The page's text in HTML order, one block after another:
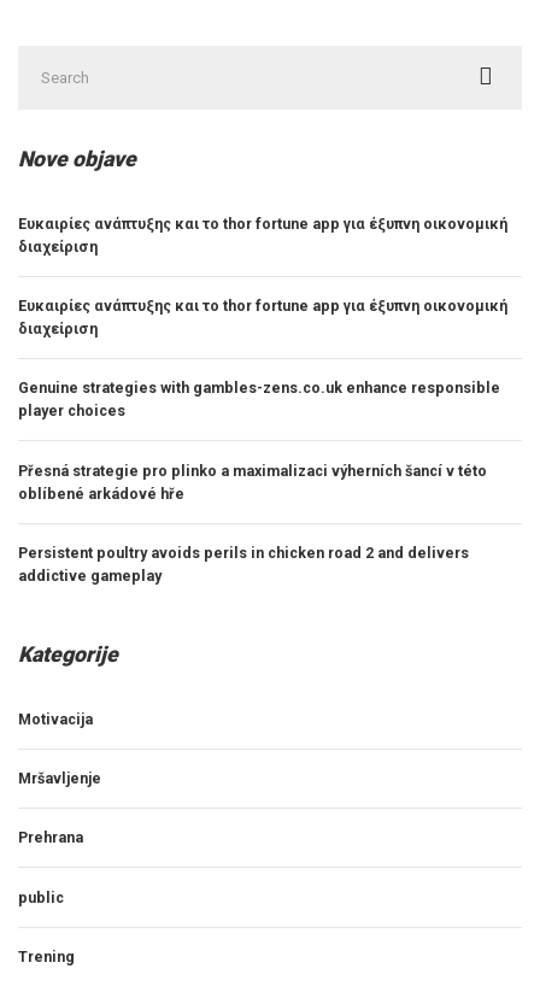
for:
Nove objave
Ευκαιρίες ανάπτυξης και το thor fortune app για έξυπνη οικονομική
διαχείριση
Ευκαιρίες ανάπτυξης και το thor fortune app για έξυπνη οικονομική
διαχείριση
Genuine strategies with gambles-zens.co.uk enhance responsible
player choices
Přesná strategie pro plinko a maximalizaci výherních šancí v této
oblíbené arkádové hře
Persistent poultry avoids perils in chicken road 2 and delivers
addictive gameplay
Kategorije
Motivacija
Mršavljenje
Prehrana
public
Trening